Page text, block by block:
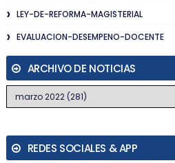
LEY-DE-REFORMA-MAGISTERIAL
EVALUACION-DESEMPENO-DOCENTE
ARCHIVO DE NOTICIAS
REDES SOCIALES & APP